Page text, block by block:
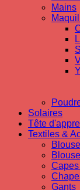
Mains
Solaires
Tête
Textiles &
Gants